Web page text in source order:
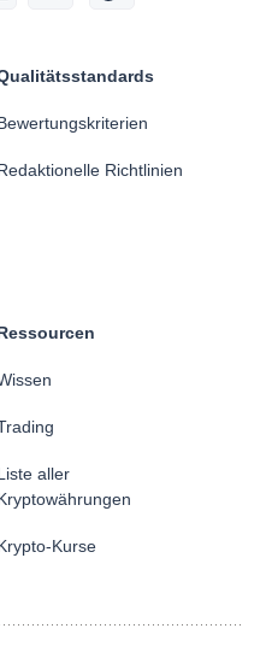
Richtlinien
aller
Kurse